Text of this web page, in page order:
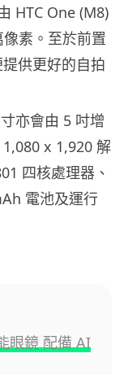
HTC One (M8)
素。至於前置
供更好的自拍
亦會由 5 吋增
x 1,920 解
四核處理器、
電池及運行
眼鏡 配備 AI